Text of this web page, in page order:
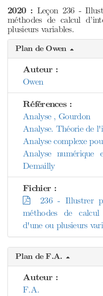
2020 : Leçon 236 -
méthodes de calcul
plusieurs variables.
Plan de Owen
Auteur :
Owen
Références :
Analyse , Gourdon
Analyse. Théorie de
Analyse complexe
Analyse numérique
Demailly
Fichier :
236 - Illustrer
méthodes de
d'une ou plusieurs
Plan de F.A.
Auteur :
F.A.